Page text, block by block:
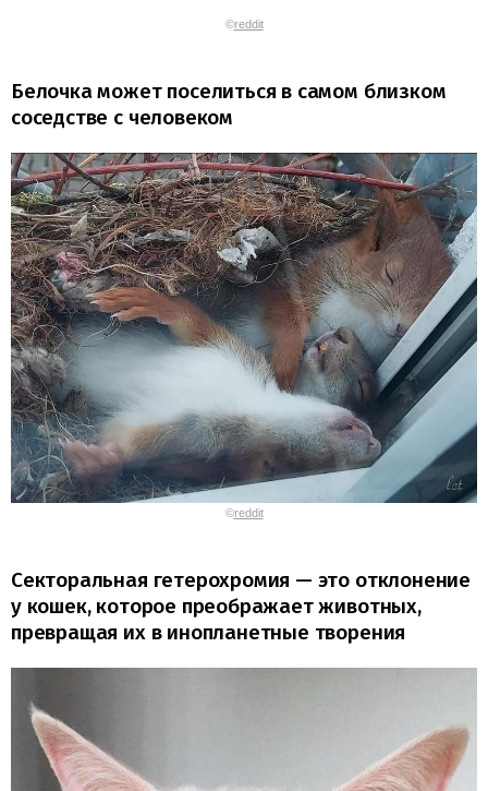
©reddit
Белочка может поселиться в самом близком
соседстве с человеком
©reddit
Секторальная гетерохромия — это отклонение
у кошек, которое преображает животных,
превращая их в инопланетные творения